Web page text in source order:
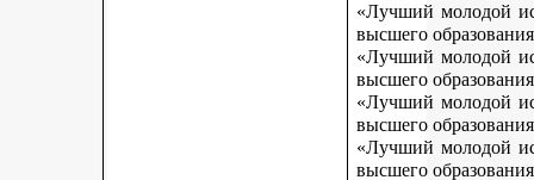
«Лучший молодой
высшего
«Лучший молодой
высшего
«Лучший молодой
высшего
«Лучший молодой
высшего